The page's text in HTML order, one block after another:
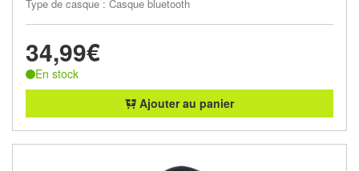
Type de casque : Casque bluetooth
34,99€
En stock
Ajouter au panier